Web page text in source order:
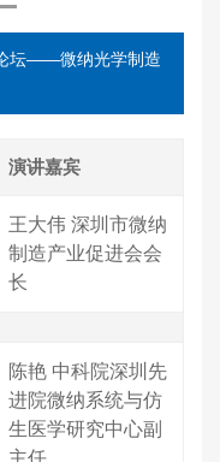
坛——微纳光学制造
演讲嘉宾
王大伟 深圳市微纳
制造产业促进会会
长
陈艳 中科院深圳先
进院微纳系统与仿
生医学研究中心副
主任